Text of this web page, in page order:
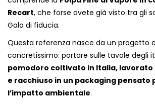
Recart, che forse avete già visto tra gli
Gala di fiducia.
Questa referenza nasce da un progetto
concretissimo: portare sulle tavole degli
pomodoro coltivato in Italia, lavorato
e racchiuso in un packaging pensato
l’impatto ambientale.